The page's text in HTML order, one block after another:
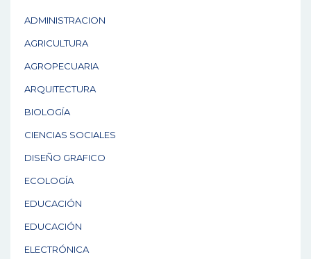
ADMINISTRACION
AGRICULTURA
AGROPECUARIA
ARQUITECTURA
BIOLOGÍA
CIENCIAS SOCIALES
DISEÑO GRAFICO
ECOLOGÍA
EDUCACIÓN
EDUCACIÓN
ELECTRÓNICA